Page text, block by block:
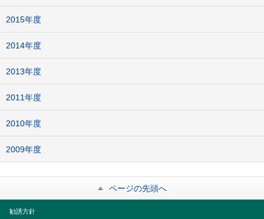
2015年度
2014年度
2013年度
2011年度
2010年度
2009年度
ページの先頭へ
勧誘方針